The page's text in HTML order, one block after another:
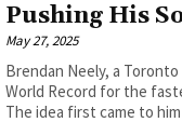
Pushing His
May 27, 2025
Brendan Neely, a
World Record for the
The idea first came to